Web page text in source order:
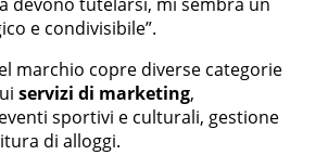
e condivisibile”.
marchio copre diverse categorie
servizi di marketing,
sportivi e culturali, gestione
di alloggi.